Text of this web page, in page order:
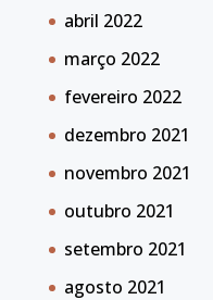
abril 2022
março 2022
fevereiro 2022
dezembro 2021
novembro 2021
outubro 2021
setembro 2021
agosto 2021